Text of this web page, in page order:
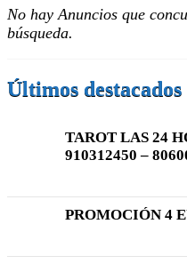
No hay Anuncios que
búsqueda.
Últimos destacados
TAROT LAS 24
910312450 –
PROMOCIÓN 4